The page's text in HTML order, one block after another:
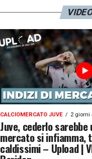
CALCIOMERCATO JUVE 2 giorni
Juve, cederlo
mercato si infiamma,
caldissimi – Upload |